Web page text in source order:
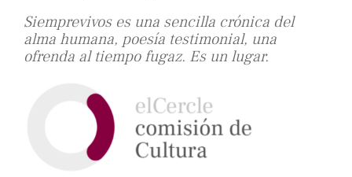
Siemprevivos es una sencilla crónica del
alma humana, poesía testimonial, una
ofrenda al tiempo fugaz. Es un lugar.